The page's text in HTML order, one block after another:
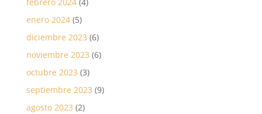
enero 2024(5)
diciembre 2023 (6)
noviembre 2023 (6)
octubre 2023 (3)
septiembre 2023 (9)
agosto 2023 (2)